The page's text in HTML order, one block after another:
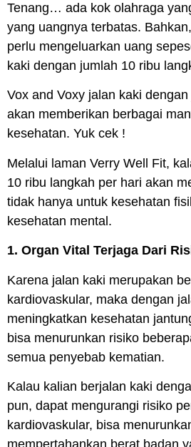
Tenang… ada kok olahraga
yang uangnya terbatas.
perlu mengeluarkan uang
kaki dengan jumlah 10 ribu
Vox and Voxy jalan kaki
akan memberikan berbagai
kesehatan. Yuk cek !
Melalui laman Verry Well Fit,
10 ribu langkah per hari akan
tidak hanya untuk kesehatan
kesehatan mental.
1. Organ Vital Terjaga Dari
Karena jalan kaki merupakan
kardiovaskular, maka dengan
meningkatkan kesehatan
bisa menurunkan risiko
semua penyebab kematian.
Kalau kalian berjalan kaki
pun, dapat mengurangi risiko
kardiovaskular, bisa
mempertahankan berat badan